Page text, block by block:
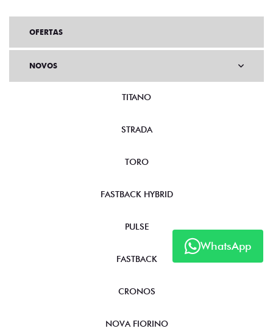
WhatsApp
OFERTAS
NOVOS
TITANO
STRADA
TORO
FASTBACK HYBRID
PULSE
FASTBACK
CRONOS
NOVA FIORINO